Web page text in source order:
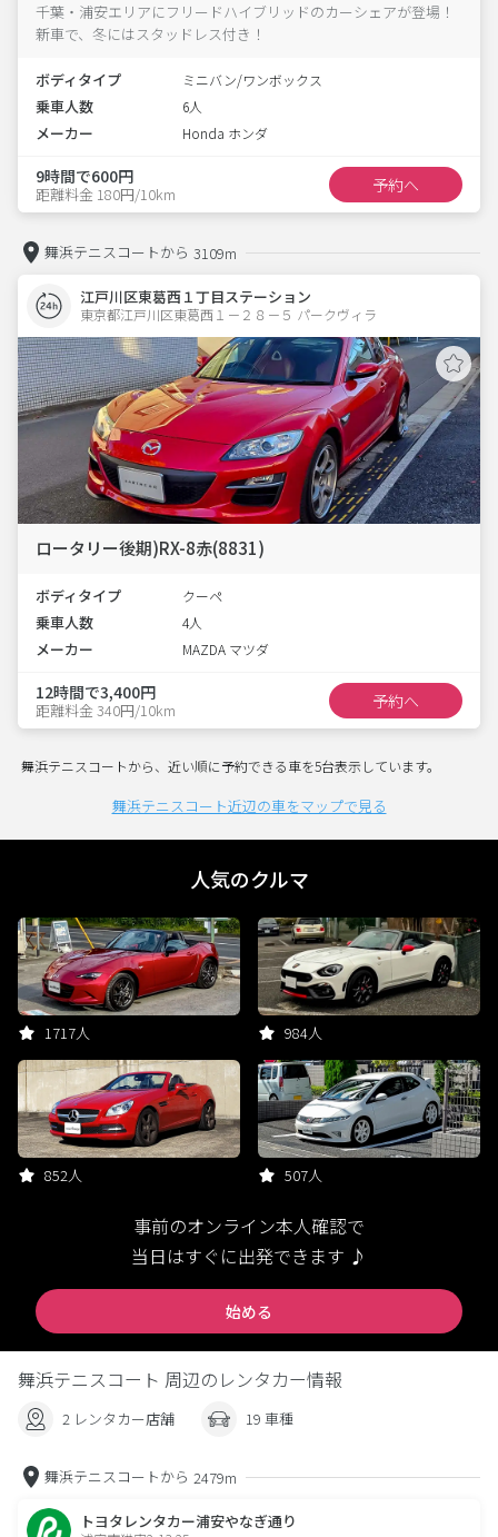
千葉・浦安エリアにフリードハイブリッドのカーシェアが登場！
新車で、冬にはスタッドレス付き！
ボディタイプ ミニバン/ワンボックス
乗車人数 6人
メーカー Honda ホンダ
9時間で600円
距離料金 180円/10km 予約へ
舞浜テニスコートから 3109m
江戸川区東葛西１丁目ステーション
東京都江戸川区東葛西１－２８－５ パークヴィラ
ロータリー後期)RX-8赤(8831)
ボディタイプ クーペ
乗車人数 4人
メーカー MAZDA マツダ
12時間で3,400円
距離料金 340円/10km 予約へ
舞浜テニスコートから、近い順に予約できる車を5台表示しています。
舞浜テニスコート近辺の車をマップで見る
人気のクルマ
1717人 984人
852人 507人
事前のオンライン本人確認で
当日はすぐに出発できます ♪
始める
舞浜テニスコート 周辺のレンタカー情報
2 レンタカー店舗 19 車種
舞浜テニスコートから 2479m
トヨタレンタカー浦安やなぎ通り